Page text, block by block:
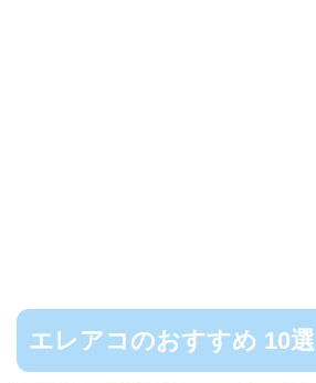
エレアコのおすすめ 10選